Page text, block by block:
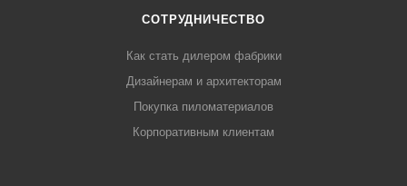
СОТРУДНИЧЕСТВО
Как стать дилером фабрики
Дизайнерам и архитекторам
Покупка пиломатериалов
Корпоративным клиентам